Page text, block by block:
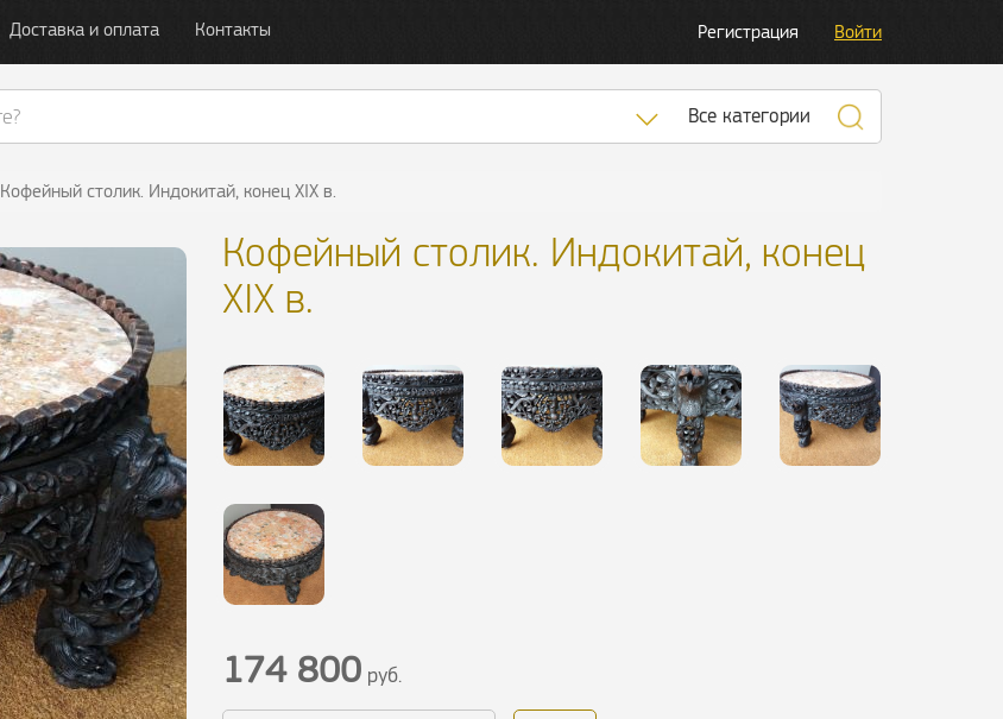
Доставка и оплата Контакты Регистрация Войти
Список категорий
Все категории
Кофейный столик. Индокитай, конец XIX в.
Кофейный столик. Индокитай, конец
XIX в.
174 800 руб.